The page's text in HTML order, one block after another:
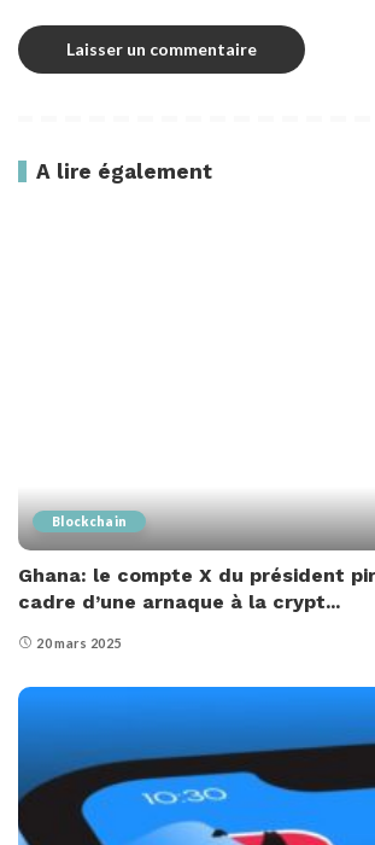
A lire également
Blockchain
Ghana: le compte X du président
cadre d’une arnaque à la crypt...
20 mars 2025